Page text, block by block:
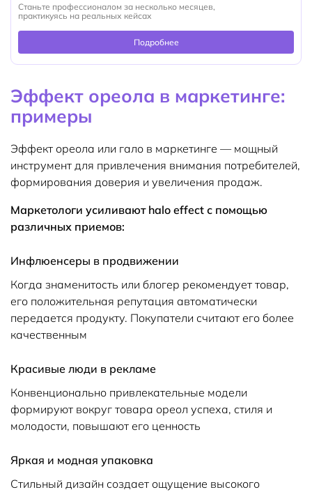
Станьте профессионалом за несколько месяцев,
практикуясь на реальных кейсах
Подробнее
Эффект ореола в маркетинге:
примеры
Эффект ореола или гало в маркетинге — мощный
инструмент для привлечения внимания потребителей,
формирования доверия и увеличения продаж.
Маркетологи усиливают halo effect с помощью
различных приемов:
Инфлюенсеры в продвижении
Когда знаменитость или блогер рекомендует товар,
его положительная репутация автоматически
передается продукту. Покупатели считают его более
качественным
Красивые люди в рекламе
Конвенционально привлекательные модели
формируют вокруг товара ореол успеха, стиля и
молодости, повышают его ценность
Яркая и модная упаковка
Стильный дизайн создает ощущение высокого